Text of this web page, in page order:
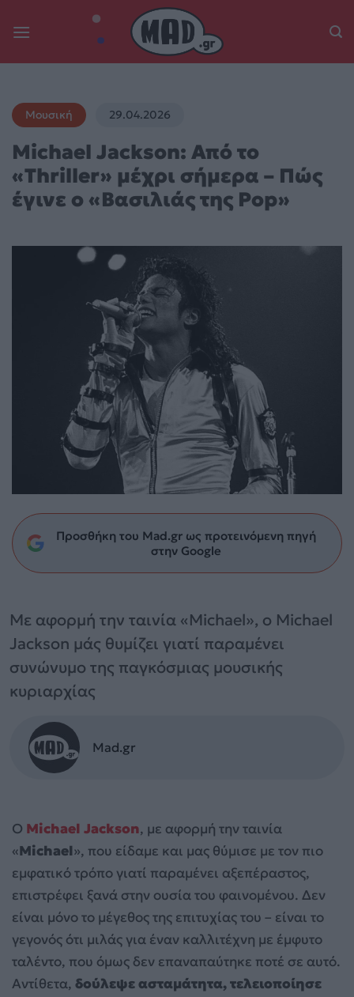
Μουσική 29.04.2026
Michael Jackson: Από το
«Thriller» μέχρι σήμερα – Πώς
έγινε ο «Βασιλιάς της Pop»
Προσθήκη του Mad.gr ως προτεινόμενη πηγή
στην Google
Με αφορμή την ταινία «Michael», ο Michael
Jackson μάς θυμίζει γιατί παραμένει
συνώνυμο της παγκόσμιας μουσικής
κυριαρχίας
Mad.gr
Ο Michael Jackson, με αφορμή την ταινία
«Michael», που είδαμε και μας θύμισε με τον πιο
εμφατικό τρόπο γιατί παραμένει αξεπέραστος,
επιστρέφει ξανά στην ουσία του φαινομένου. Δεν
είναι μόνο το μέγεθος της επιτυχίας του – είναι το
γεγονός ότι μιλάς για έναν καλλιτέχνη με έμφυτο
ταλέντο, που όμως δεν επαναπαύτηκε ποτέ σε αυτό.
Αντίθετα, δούλεψε ασταμάτητα, τελειοποίησε